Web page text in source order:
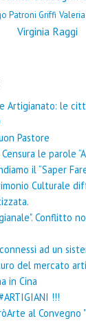
Patroni Griffi
Virginia Raggi
Artigianato: le
Pastore
le parole
il “Saper
Culturale
Conflitto
ad un
del mercato
in Cina
!!!
al Convegno